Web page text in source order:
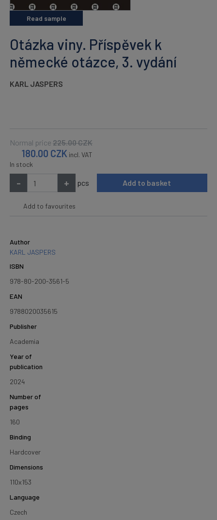
Otázka viny. Příspěvek k
německé otázce, 3. vydání
KARL JASPERS
Normal price 225.00CZK
180.00 CZK incl. VAT
In stock
- + pcs Add to basket
Add to favourites
Author
KARL JASPERS
ISBN
978-80-200-3561-5
EAN
9788020035615
Publisher
Academia
Year of
publication
2024
Number of
pages
160
Binding
Hardcover
Dimensions
110x153
Language
Czech
Read sample